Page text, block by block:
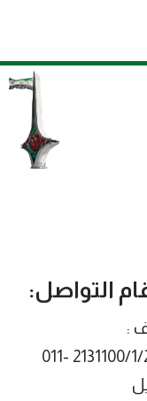
التواصل:
:
2131100/1/2/